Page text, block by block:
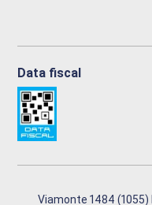
Data fiscal
Viamonte 1484